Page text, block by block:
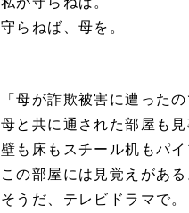
守らねば、母を。
「母が詐欺被害に遭った
母と共に通された部屋も見
壁も床もスチール机もパイ
この部屋には見覚えがあ
そうだ、テレビドラマで。